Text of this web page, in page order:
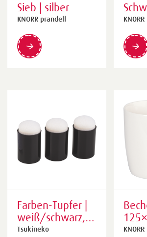
Sieb | silber
KNORR prandell
Farben-Tupfer |
weiß/schwarz, 3
Stück
Tsukineko